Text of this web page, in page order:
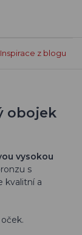
Inspirace z blogu
obojek
vysokou
s
kvalitní a